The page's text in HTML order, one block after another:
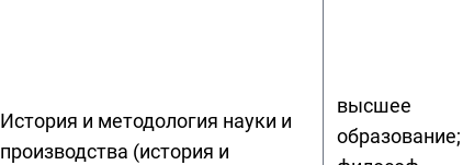
История и методология науки и
производства (история и
высшее
образование;